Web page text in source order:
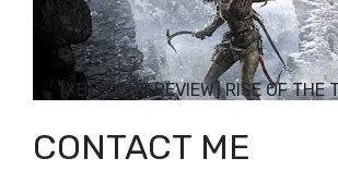
[XBOX ONE REVIEW] RISE OF THE
CONTACT ME